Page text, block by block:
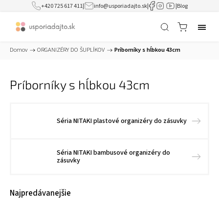
+420 725 617 411| info@usporiadajto.sk| |Blog
Domov / ORGANIZÉRY DO ŠUPLÍKOV / Príborníky s hĺbkou 43cm
Príborníky s hĺbkou 43cm
Séria NITAKI plastové organizéry do zásuvky
Séria NITAKI bambusové organizéry do
zásuvky
Najpredávanejšie